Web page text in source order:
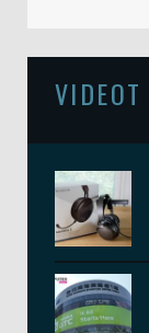
VIDEOT